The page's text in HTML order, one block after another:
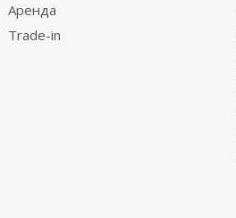
Аренда
Trade-in